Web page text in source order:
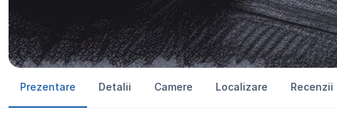
Prezentare Detalii Camere Localizare Recenzii